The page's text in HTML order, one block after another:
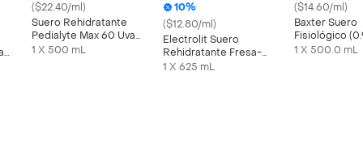
($22.40/ml)
Suero Rehidratante
Pedialyte Max 60 Uva
Frasco 500 mL
1 X 500 mL
10%
($12.80/ml)
Electrolit Suero
Rehidratante Fresa-
Kiwi
1 X 625 mL
($14.60/ml)
Baxter Suero
Fisiológico
mL
1 X 500.0 mL